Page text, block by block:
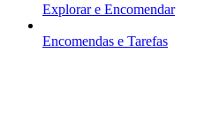
Explorar e Encomendar
Encomendas e Tarefas